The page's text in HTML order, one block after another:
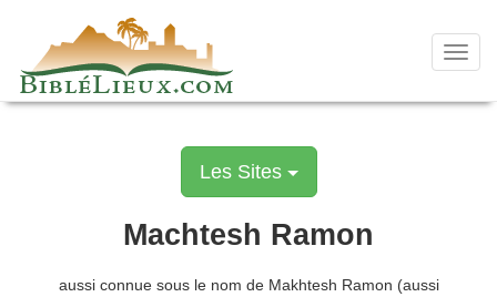
content
Les Sites
Machtesh Ramon
aussi connue sous le nom de Makhtesh Ramon (aussi